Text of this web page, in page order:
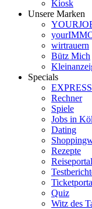
Kiosk
Unsere Marken
wirtrauern
Bütz Mich
Specials
Rechner
Spiele
Jobs in
Dating
Rezepte
Reiseportal
Quiz
Witz des